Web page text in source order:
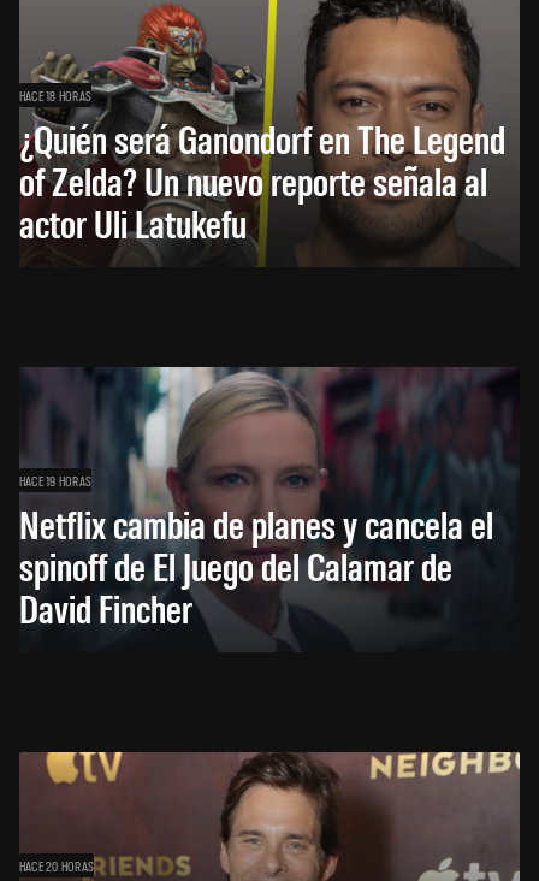
HACE 18 HORAS
¿Quién será Ganondorf en The Legend
of Zelda? Un nuevo reporte señala al
actor Uli Latukefu
HACE 19 HORAS
Netflix cambia de planes y cancela el
spinoff de El Juego del Calamar de
David Fincher
HACE 20 HORAS